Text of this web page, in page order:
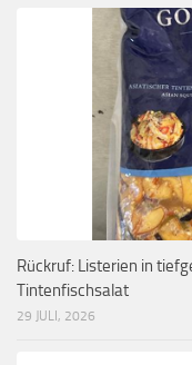
Rückruf: Listerien in
Tintenfischsalat
29 JULI, 2026